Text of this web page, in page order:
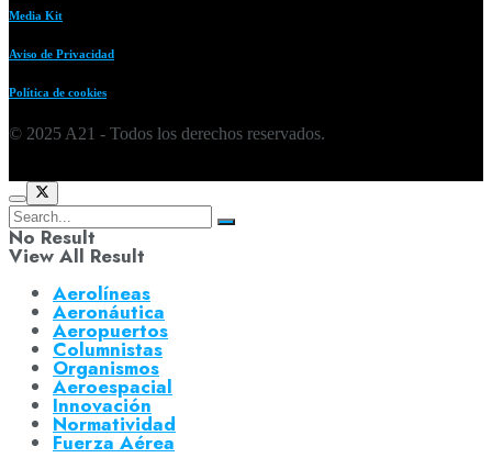
Media Kit
Aviso de Privacidad
Política de cookies
© 2025 A21 - Todos los derechos reservados.
No Result
View All Result
Aerolíneas
Aeronáutica
Aeropuertos
Columnistas
Organismos
Aeroespacial
Innovación
Normatividad
Fuerza Aérea